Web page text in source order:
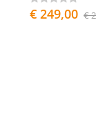
€ 249,00 €